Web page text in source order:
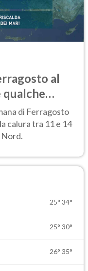
al
qualche
di Ferragosto
calura tra 11 e 14
Nord.
25° 34°
25° 30°
26° 35°